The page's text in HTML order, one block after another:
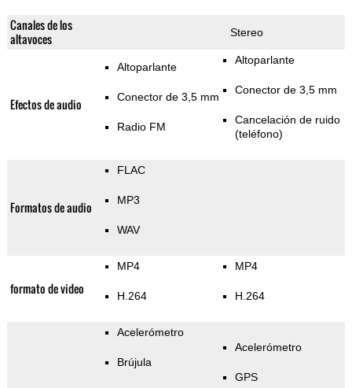
Canales de los
altavoces
Stereo
Efectos de audio
Altoparlante
Conector de 3,5 mm
Radio FM
Altoparlante
Conector de 3,5 mm
Cancelación de ruido
(teléfono)
Formatos de audio
FLAC
MP3
WAV
formato de video
MP4
H.264
MP4
H.264
Acelerómetro
Brújula
Acelerómetro
GPS